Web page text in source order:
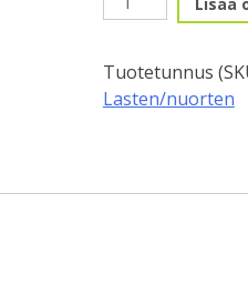
Shuffle
Led
MIPS,
Tuotetunnus
Lasten/nuorten